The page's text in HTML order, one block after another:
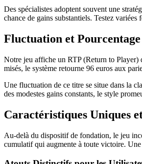
Des spécialistes adoptent souvent une
chance de gains substantiels. Testez
Fluctuation et
Notre jeu affiche un RTP (Return to Player)
misés, le système retourne 96 euros aux
Une fluctuation de ce titre se situe dans la
des modestes gains constants, le style
Caractéristiques Uniques
Au-delà du dispositif de fondation, le jeu
cumulatif qui augmente à toute victoire.